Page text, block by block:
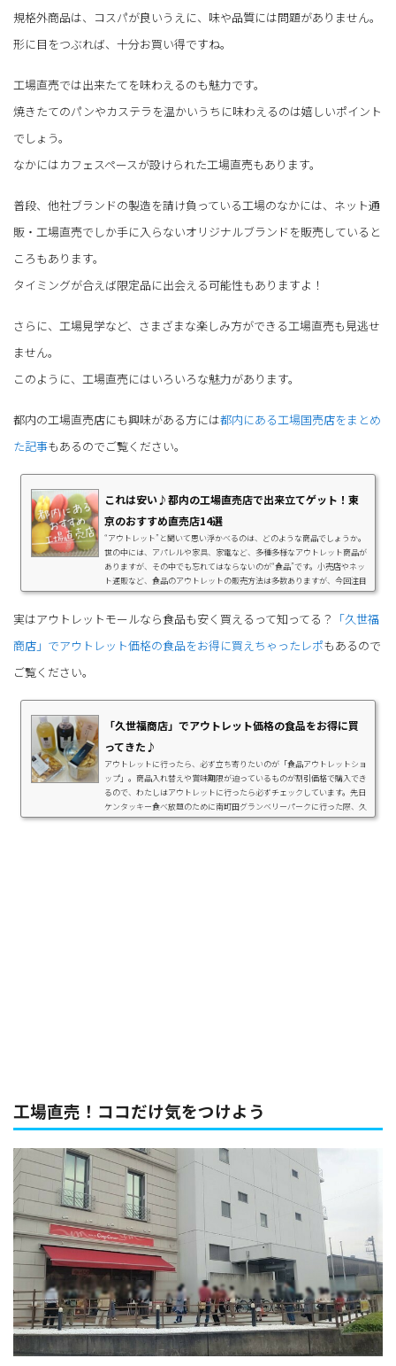
規格外商品は、コスパが良いうえに、味や品質には問題がありません。
形に目をつぶれば、十分お買い得ですね。
工場直売では出来たてを味わえるのも魅力です。
焼きたてのパンやカステラを温かいうちに味わえるのは嬉しいポイント
でしょう。
なかにはカフェスペースが設けられた工場直売もあります。
普段、他社ブランドの製造を請け負っている工場のなかには、ネット通
販・工場直売でしか手に入らないオリジナルブランドを販売していると
ころもあります。
タイミングが合えば限定品に出会える可能性もありますよ！
さらに、工場見学など、さまざまな楽しみ方ができる工場直売も見逃せ
ません。
このように、工場直売にはいろいろな魅力があります。
都内の工場直売店にも興味がある方には都内にある工場国売店をまとめ
た記事もあるのでご覧ください。
これは安い♪都内の工場直売店で出来立てゲット！東
京のおすすめ直売店14選
“アウトレット”と聞いて思い浮かべるのは、どのような商品でしょうか。
世の中には、アパレルや家具、家電など、多種多様なアウトレット商品が
ありますが、その中でも忘れてはならないのが“食品”です。小売店やネッ
ト通販など、食品のアウトレットの販売方法は多数ありますが、今回注目
するのは、工場で製造後すぐに販売される「工場直売」の商品です。アウ
いるおすすめの工場も紹介していきます。工場直売の魅力とは？工場直売
実はアウトレットモールなら食品も安く買えるって知ってる？ 「久世福
商店」でアウトレット価格の食品をお得に買えちゃったレポもあるので
ご覧ください。
「久世福商店」でアウトレット価格の食品をお得に買
ってきた♪
アウトレットに行ったら、必ず立ち寄りたいのが「食品アウトレットショ
ップ」。商品入れ替えや賞味期限が迫っているものが割引価格で購入でき
るので、わたしはアウトレットに行ったら必ずチェックしています。先日
ケンタッキー食べ放題のために南町田グランベリーパークに行った際、久
世福商店もしっかりチェックしてきたので、紹介しますね。南町田グラン
工場直売！ココだけ気をつけよう